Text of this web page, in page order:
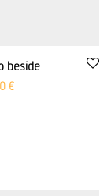
beside
Preis war:
€Aktueller Preis ist: